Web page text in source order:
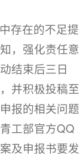
存在的不足提
，强化责任意
结束后三日
并积极投稿至
报的相关问题
工部官方QQ
及申报书要发